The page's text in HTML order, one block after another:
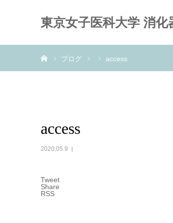
東京女子医科大学 消化
ブログ access
access
2020.05.9
Tweet
Share
RSS